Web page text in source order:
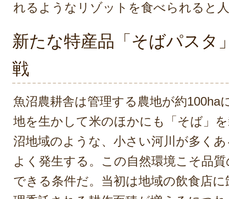
れるようなリゾットを食べられると
新たな特産品「そばパスタ
戦
魚沼農耕舎は管理する農地が約100ha
地を生かして米のほかにも「そば」
沼地域のような、小さい河川が多く
よく発生する。この自然環境こそ品
できる条件だ。当初は地域の飲食店